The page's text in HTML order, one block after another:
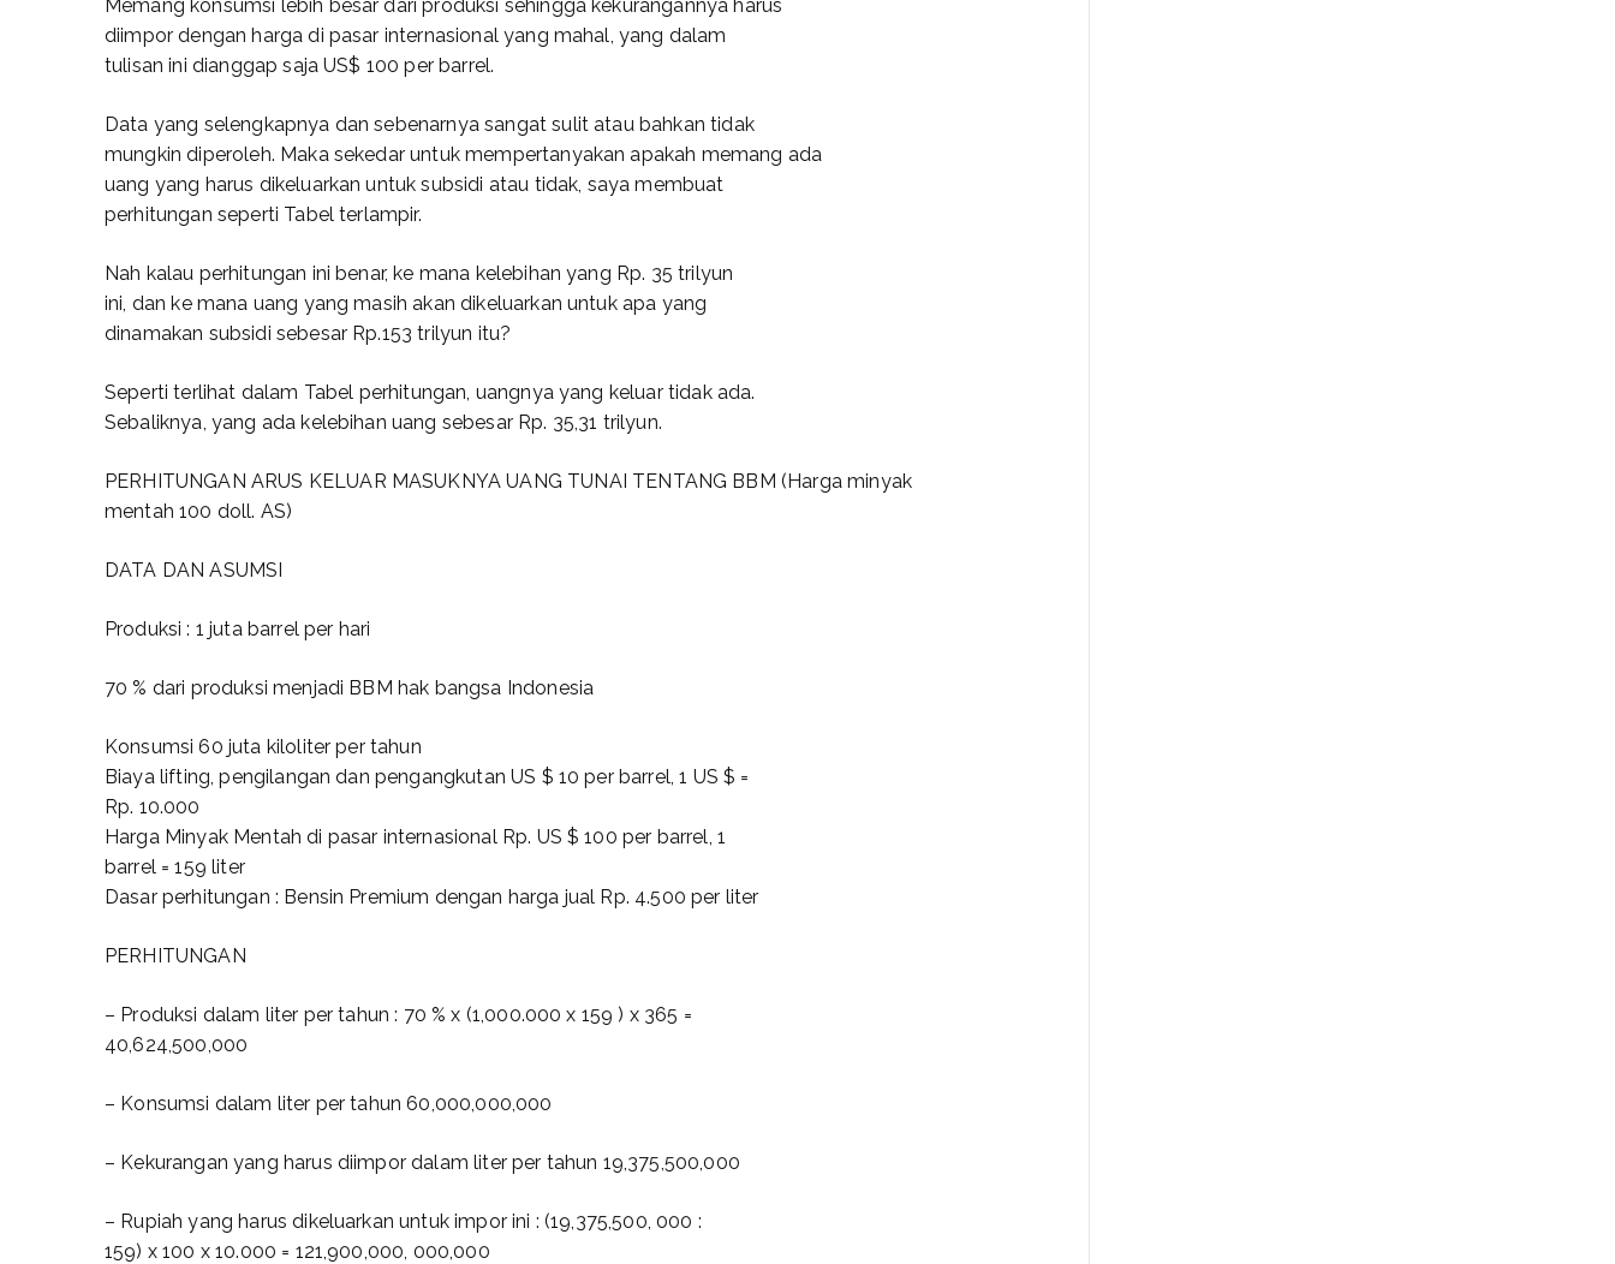
Memang konsumsi lebih besar dari produksi sehingga kekurangannya harus
diimpor dengan harga di pasar internasional yang mahal, yang dalam
tulisan ini dianggap saja US$ 100 per barrel.
Data yang selengkapnya dan sebenarnya sangat sulit atau bahkan tidak
mungkin diperoleh. Maka sekedar untuk mempertanyakan apakah memang ada
uang yang harus dikeluarkan untuk subsidi atau tidak, saya membuat
perhitungan seperti Tabel terlampir.
Nah kalau perhitungan ini benar, ke mana kelebihan yang Rp. 35 trilyun
ini, dan ke mana uang yang masih akan dikeluarkan untuk apa yang
dinamakan subsidi sebesar Rp.153 trilyun itu?
Seperti terlihat dalam Tabel perhitungan, uangnya yang keluar tidak ada.
Sebaliknya, yang ada kelebihan uang sebesar Rp. 35,31 trilyun.
PERHITUNGAN ARUS KELUAR MASUKNYA UANG TUNAI TENTANG BBM (Harga minyak
mentah 100 doll. AS)
DATA DAN ASUMSI
Produksi : 1 juta barrel per hari
70 % dari produksi menjadi BBM hak bangsa Indonesia
Konsumsi 60 juta kiloliter per tahun
Biaya lifting, pengilangan dan pengangkutan US $ 10 per barrel, 1 US $ =
Rp. 10.000
Harga Minyak Mentah di pasar internasional Rp. US $ 100 per barrel, 1
barrel = 159 liter
Dasar perhitungan : Bensin Premium dengan harga jual Rp. 4.500 per liter
PERHITUNGAN
– Produksi dalam liter per tahun : 70 % x (1,000.000 x 159 ) x 365 =
40,624,500,000
– Konsumsi dalam liter per tahun 60,000,000,000
– Kekurangan yang harus diimpor dalam liter per tahun 19,375,500,000
– Rupiah yang harus dikeluarkan untuk impor ini : (19,375,500, 000 :
159) x 100 x 10.000 = 121,900,000, 000,000